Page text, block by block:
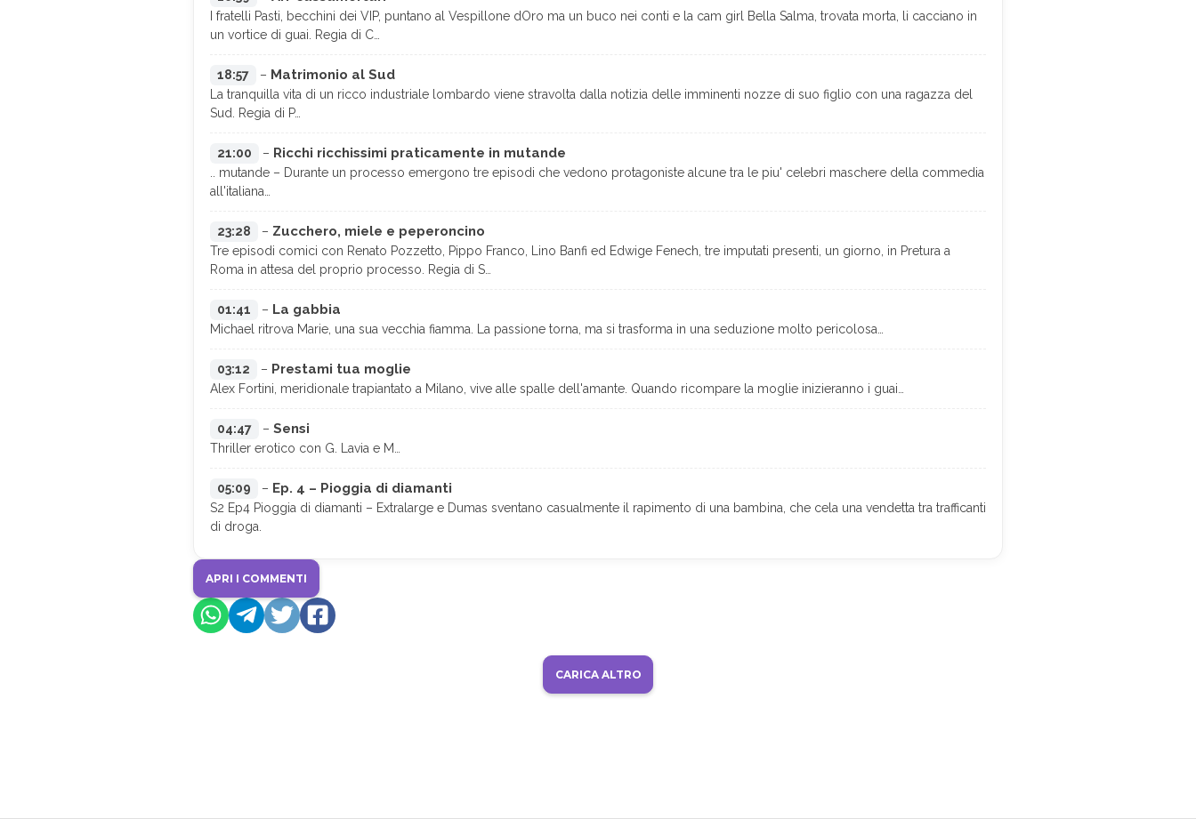
I fratelli Pasti, becchini dei VIP, puntano al Vespillone dOro ma un buco nei conti e la cam girl Bella Salma, trovata morta, li cacciano in
un vortice di guai. Regia di C…
18:57 – Matrimonio al Sud
La tranquilla vita di un ricco industriale lombardo viene stravolta dalla notizia delle imminenti nozze di suo figlio con una ragazza del
Sud. Regia di P…
21:00 – Ricchi ricchissimi praticamente in mutande
.. mutande – Durante un processo emergono tre episodi che vedono protagoniste alcune tra le piu' celebri maschere della commedia
all'italiana…
23:28 – Zucchero, miele e peperoncino
Tre episodi comici con Renato Pozzetto, Pippo Franco, Lino Banfi ed Edwige Fenech, tre imputati presenti, un giorno, in Pretura a
Roma in attesa del proprio processo. Regia di S…
01:41 – La gabbia
Michael ritrova Marie, una sua vecchia fiamma. La passione torna, ma si trasforma in una seduzione molto pericolosa…
03:12 – Prestami tua moglie
Alex Fortini, meridionale trapiantato a Milano, vive alle spalle dell'amante. Quando ricompare la moglie inizieranno i guai…
04:47 – Sensi
Thriller erotico con G. Lavia e M…
05:09 – Ep. 4 – Pioggia di diamanti
S2 Ep4 Pioggia di diamanti – Extralarge e Dumas sventano casualmente il rapimento di una bambina, che cela una vendetta tra trafficanti
di droga.
APRI I COMMENTI
CARICA ALTRO